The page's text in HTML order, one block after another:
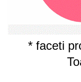
* faceti